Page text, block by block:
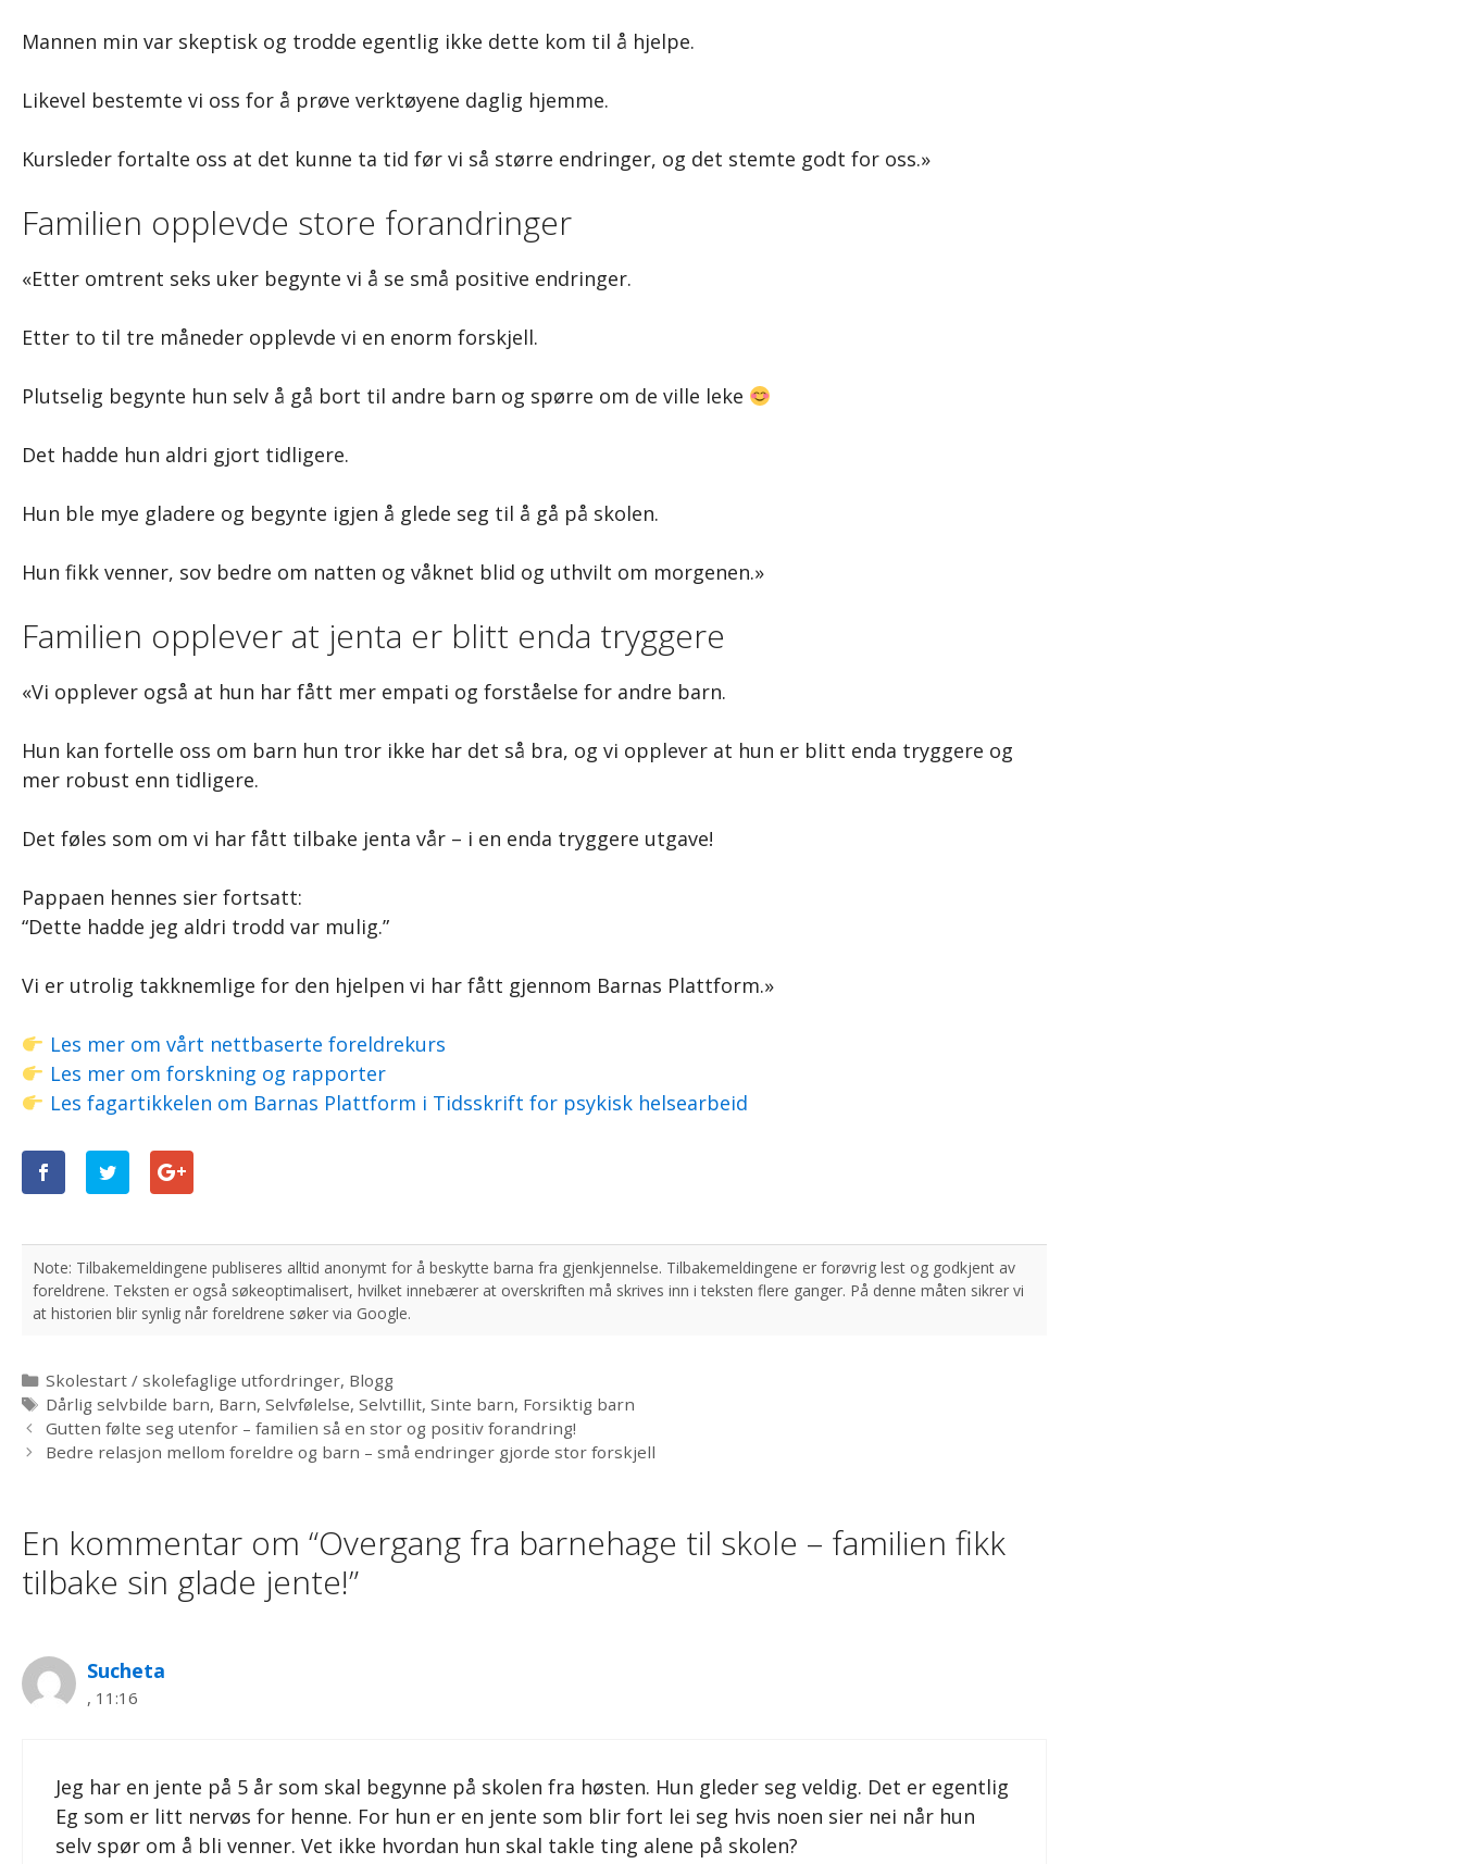
Mannen min var skeptisk og trodde egentlig ikke dette kom til å hjelpe.
Likevel bestemte vi oss for å prøve verktøyene daglig hjemme.
Kursleder fortalte oss at det kunne ta tid før vi så større endringer, og det stemte godt for oss.»
Familien opplevde store forandringer
«Etter omtrent seks uker begynte vi å se små positive endringer.
Etter to til tre måneder opplevde vi en enorm forskjell.
Plutselig begynte hun selv å gå bort til andre barn og spørre om de ville leke
Det hadde hun aldri gjort tidligere.
Hun ble mye gladere og begynte igjen å glede seg til å gå på skolen.
Hun fikk venner, sov bedre om natten og våknet blid og uthvilt om morgenen.»
Familien opplever at jenta er blitt enda tryggere
«Vi opplever også at hun har fått mer empati og forståelse for andre barn.
Hun kan fortelle oss om barn hun tror ikke har det så bra, og vi opplever at hun er blitt enda tryggere og
mer robust enn tidligere.
Det føles som om vi har fått tilbake jenta vår – i en enda tryggere utgave!
Pappaen hennes sier fortsatt:
“Dette hadde jeg aldri trodd var mulig.”
Vi er utrolig takknemlige for den hjelpen vi har fått gjennom Barnas Plattform.»
Les mer om vårt nettbaserte foreldrekurs
Les mer om forskning og rapporter
Les fagartikkelen om Barnas Plattform i Tidsskrift for psykisk helsearbeid
Kategorier
Skolestart / skolefaglige utfordringer, Blogg
Stikkord
Dårlig selvbilde barn, Barn,Selvfølelse,Selvtillit,Sinte barn, Forsiktig barn
Gutten følte seg utenfor – familien så en stor og positiv forandring!
Bedre relasjon mellom foreldre og barn – små endringer gjorde stor forskjell
En kommentar om “Overgang fra barnehage til skole – familien fikk
tilbake sin glade jente!”
Sucheta
, 11:16
Jeg har en jente på 5 år som skal begynne på skolen fra høsten. Hun gleder seg veldig. Det er egentlig
Eg som er litt nervøs for henne. For hun er en jente som blir fort lei seg hvis noen sier nei når hun
selv spør om å bli venner. Vet ikke hvordan hun skal takle ting alene på skolen?